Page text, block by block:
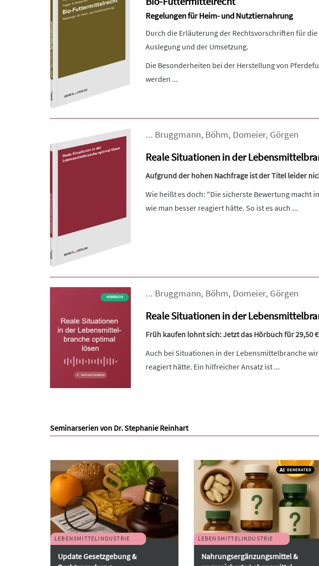
Regelungen für Heim- und Nutztiernahrung
Durch die Erläuterung der Rechtsvorschriften für
Auslegung und der Umsetzung.
Die Besonderheiten bei der Herstellung von
werden ...
... Bruggmann, Böhm, Domeier, Görgen
Reale Situationen in der
Aufgrund der hohen Nachfrage ist der Titel leider
Wie heißt es doch: "Die sicherste Bewertung macht
wie man besser reagiert hätte. So ist es auch ...
... Bruggmann, Böhm, Domeier, Görgen
Reale Situationen in der
Früh kaufen lohnt sich: Jetzt das Hörbuch für 29,50
Auch bei Situationen in der Lebensmittelbranche
reagiert hätte. Ein hilfreicher Ansatz ist ...
Seminarserien von Dr. Stephanie Reinhart
LEBENSMITTELINDUSTRIE
Update Gesetzgebung &
LEBENSMITTELINDUSTRIE
Nahrungsergänzungsmittel &